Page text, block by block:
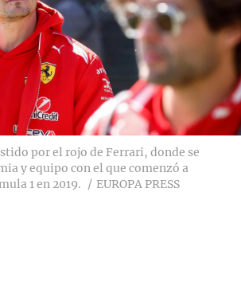
por el rojo de Ferrari, donde se
y equipo con el que comenzó a
1 en 2019.
EUROPA PRESS